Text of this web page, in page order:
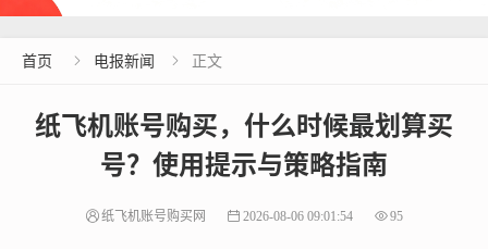
首页  电报新闻  正文
纸飞机账号购买，什么时候最划算买
号？使用提示与策略指南
纸飞机账号购买网 2026-08-06 09:01:54 95